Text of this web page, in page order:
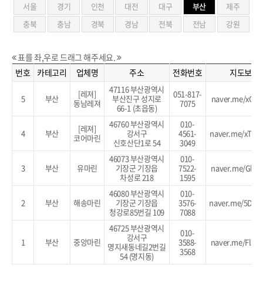
서울 경기 인천 대전 대구 부산
제주
충북
충남 경북 경남 전북 전남 강원
표를 좌,우로 드래그 해주세요.
번호
카테고리 업체명 주소 전화번호 지도보기
5 부산
[레져]
동남레져
47116 부산광역시
부산진구 성지로
66-1 (초읍동)
051-817-
7075
naver.me/
4 부산
[레져]
코어마린
46760 부산광역시
강서구
신호산단1로 54
010-
4561-
3049
naver.me/
3 부산 유마린
46073 부산광역시
기장군 기장읍
차성로 218
010-
7522-
1595
naver.me/
2 부산 해송마린
46080 부산광역시
기장군 기장읍
청강로85번길 109
010-
3576-
7088
naver.me/
1 부산 중앙마린
46725 부산광역시
강서구
명지새동네길2번길
54 (명지동)
010-
3588-
3568
naver.me/